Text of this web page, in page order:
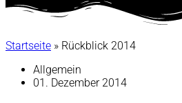
Startseite » Rückblick 2014
Allgemein
01. Dezember 2014